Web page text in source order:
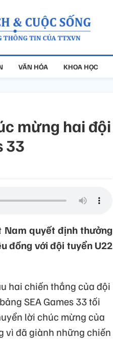
VĂN HÓA KHOA HỌC
mừng hai đội
33
Nam quyết định thưởng
đồng với đội tuyển U22
hai chiến thắng của đội
SEA Games 33 tối
lời chúc mừng của
vì đã giành những chiến